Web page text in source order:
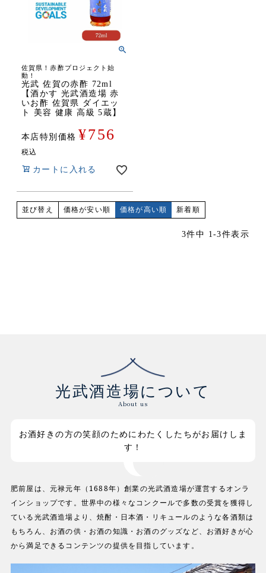
佐賀県！赤酢プロジェクト始
動！
光武 佐賀の赤酢 72ml
【酒かす 光武酒造場 赤
いお酢 佐賀県 ダイエッ
ト 美容 健康 高級 5蔵】
本店特別価格 ¥756
税込
カートに入れる
並び替え 価格が安い順 価格が高い順 新着順
3件中 1 -3件表示
光武酒造場について
About us
お酒好きの方の笑顔のためにわたくしたちがお届けしま
す！
肥前屋は、元禄元年（1688年）創業の光武酒造場が運営するオンラ
インショップです。世界中の様々なコンクールで多数の受賞を獲得し
ている光武酒造場より、焼酎・日本酒・リキュールのような各酒類は
もちろん、お酒の供・お酒の知識・お酒のグッズなど、お酒好きが心
から満足できるコンテンツの提供を目指しています。